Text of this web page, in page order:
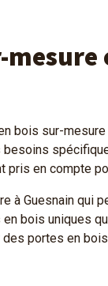
bois sur-
en compte
à Guesnain qui
bois uniques
portes en